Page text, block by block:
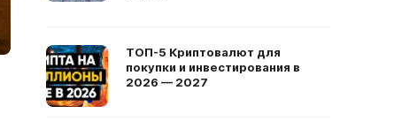
ТОП-5 Криптовалют для
покупки и инвестирования в
2026 — 2027